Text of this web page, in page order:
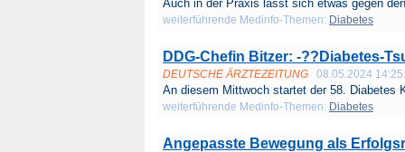
Auch in der Praxis lässt sich etwas gegen
weiterführende Medinfo-Themen: Diabetes
DDG-Chefin Bitzer: -??Diabetes-
DEUTSCHE ÄRZTEZEITUNG 08.05.2024
An diesem Mittwoch startet der 58. Diabetes
weiterführende Medinfo-Themen: Diabetes
Angepasste Bewegung als